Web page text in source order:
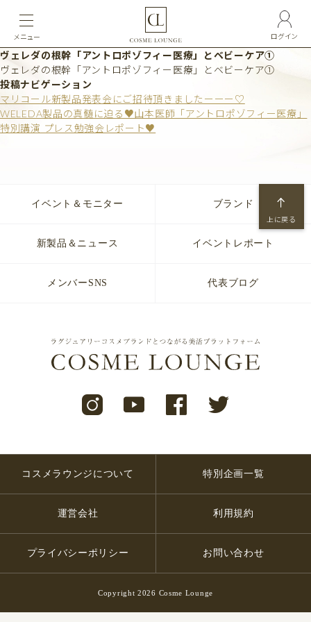
ログイン
メニュー
ヴェレダの根幹「アントロポゾフィー医療」とベビーケア①
ヴェレダの根幹「アントロポゾフィー医療」とベビーケア①
投稿ナビゲーション
マリコール新製品発表会にご招待頂きましたーーー♡
WELEDA製品の真髄に迫る♥山本医師「アントロポゾフィー医療」
特別講演 プレス勉強会レポート♥
上に戻る
イベント＆モニター ブランド
新製品＆ニュース イベントレポート
メンバーSNS 代表ブログ
コスメラウンジについて 特別企画一覧
運営会社 利用規約
プライバシーポリシー お問い合わせ
Copyright 2026 Cosme Lounge